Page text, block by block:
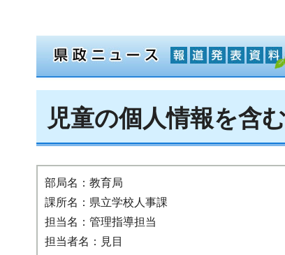
児童の個人情報を含
部局名：教育局
課所名：県立学校人事課
担当名：管理指導担当
担当者名：見目